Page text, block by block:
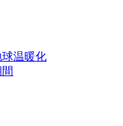
球温暖化